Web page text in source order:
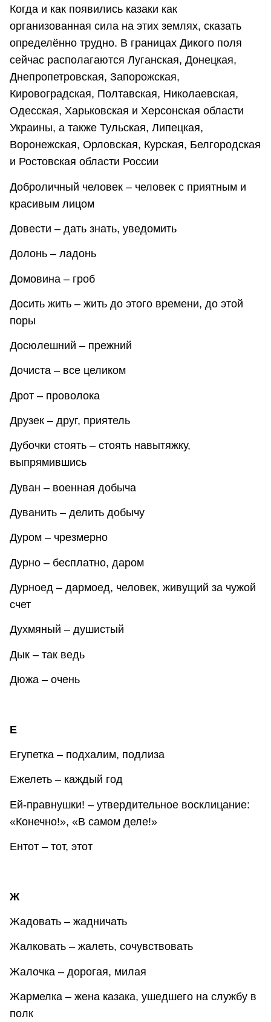
Когда и как появились казаки как
организованная сила на этих землях, сказать
определённо трудно. В границах Дикого поля
сейчас располагаются Луганская, Донецкая,
Днепропетровская, Запорожская,
Кировоградская, Полтавская, Николаевская,
Одесская, Харьковская и Херсонская области
Украины, а также Тульская, Липецкая,
Воронежская, Орловская, Курская, Белгородская
и Ростовская области России
Доброличный человек – человек с приятным и
красивым лицом
Довести – дать знать, уведомить
Долонь – ладонь
Домовина – гроб
Досить жить – жить до этого времени, до этой
поры
Досюлешний – прежний
Дочиста – все целиком
Дрот – проволока
Друзек – друг, приятель
Дубочки стоять – стоять навытяжку,
выпрямившись
Дуван – военная добыча
Дуванить – делить добычу
Дуром – чрезмерно
Дурно – бесплатно, даром
Дурноед – дармоед, человек, живущий за чужой
счет
Духмяный – душистый
Дык – так ведь
Дюжа – очень
Е
Егупетка – подхалим, подлиза
Ежелеть – каждый год
Ей-правнушки! – утвердительное восклицание:
«Конечно!», «В самом деле!»
Ентот – тот, этот
Ж
Жадовать – жадничать
Жалковать – жалеть, сочувствовать
Жалочка – дорогая, милая
Жармелка – жена казака, ушедшего на службу в
полк